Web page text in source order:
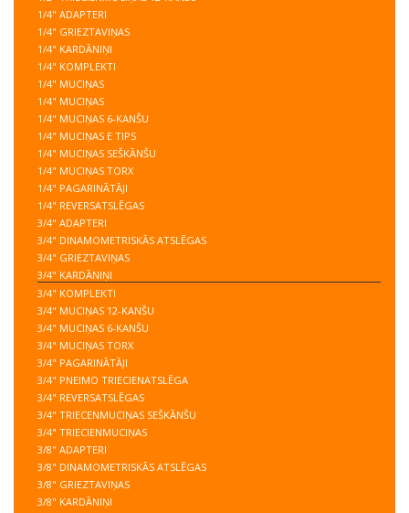
1/4" ADAPTERI
1/4" GRIEZTAVIŅAS
1/4" KARDĀNIŅI
1/4" KOMPLEKTI
1/4" MUCIŅAS
1/4" MUCIŅAS
1/4" MUCIŅAS 6-KANŠU
1/4" MUCIŅAS E TIPS
1/4" MUCIŅAS SEŠKĀNŠU
1/4" MUCIŅAS TORX
1/4" PAGARINĀTĀJI
1/4" REVERSATSLĒGAS
3/4" ADAPTERI
3/4" DINAMOMETRISKĀS ATSLĒGAS
3/4" GRIEZTAVIŅAS
3/4" KARDĀNIŅI
3/4" KOMPLEKTI
3/4" MUCIŅAS 12-KANŠU
3/4" MUCIŅAS 6-KANŠU
3/4" MUCIŅAS TORX
3/4" PAGARINĀTĀJI
3/4" PNEIMO TRIECIENATSLĒGA
3/4" REVERSATSLĒGAS
3/4" TRIECENMUCIŅAS SEŠKĀNŠU
3/4" TRIECIENMUCIŅAS
3/8" ADAPTERI
3/8" DINAMOMETRISKĀS ATSLĒGAS
3/8" GRIEZTAVIŅAS
3/8" KARDĀNIŅI